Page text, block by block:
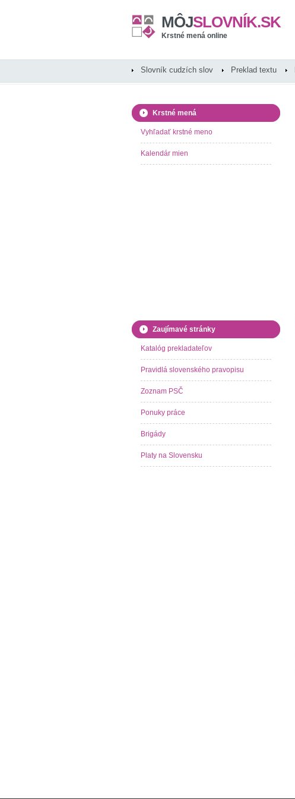
MÔJSLOVNÍK.SK
Krstné mená online
Slovník cudzích slov Preklad textu
Krstné mená
Vyhľadať krstné meno
Kalendár mien
Zaujímavé stránky
Katalóg prekladateľov
Pravidlá slovenského pravopisu
Zoznam PSČ
Ponuky práce
Brigády
Platy na Slovensku